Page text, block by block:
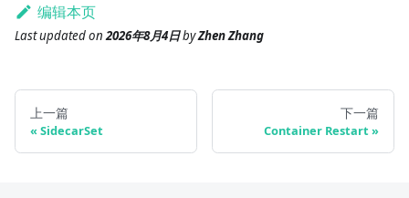
编辑本页
Last updatedon2026年8月4日byZhen Zhang
上一篇
SidecarSet
下一篇
Container Restart